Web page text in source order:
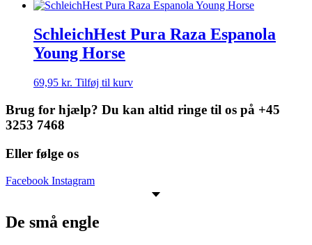
SchleichHest Pura Raza Espanola
Young Horse
69,95 kr. Tilføj til kurv
Brug for hjælp? Du kan altid ringe til os på +45
3253 7468
Eller følge os
Facebook Instagram
De små engle